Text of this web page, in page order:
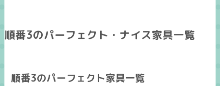
順番3のパーフェクト・ナイス家具一覧
順番3のパーフェクト家具一覧